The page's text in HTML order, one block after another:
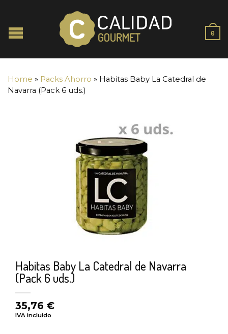
0
Home » Packs Ahorro » Habitas Baby La Catedral de
Navarra (Pack 6 uds.)
Habitas Baby La Catedral de Navarra
(Pack 6 uds.)
35,76 €
IVA incluido